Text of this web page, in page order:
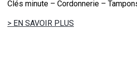
Clés minute – Cordonnerie –
> EN SAVOIR PLUS